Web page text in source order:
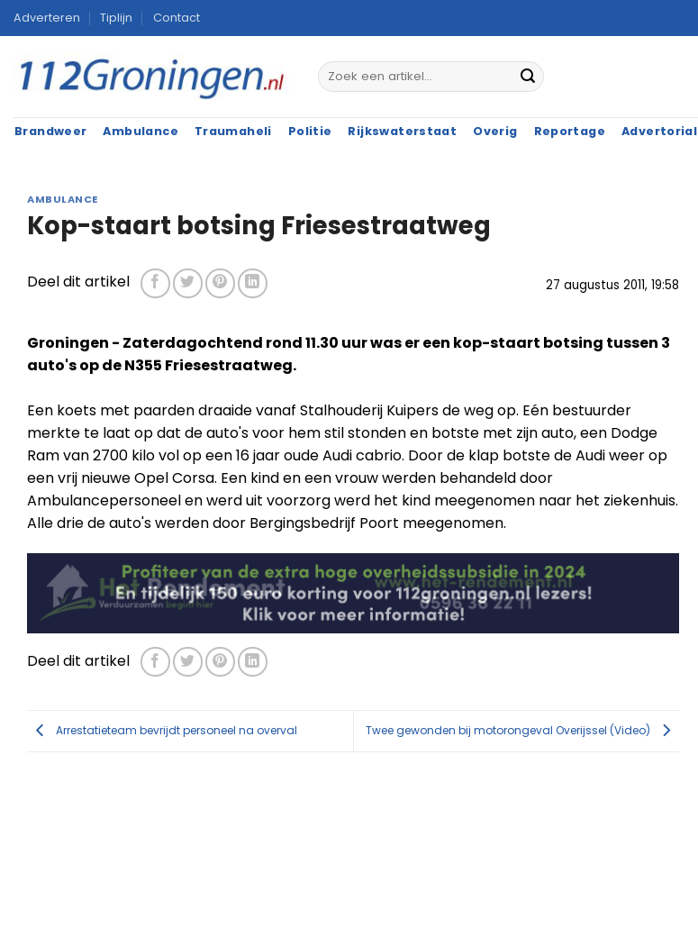
Ga
naar
inhoud
Adverteren Tiplijn Contact
Brandweer Ambulance Traumaheli Politie Rijkswaterstaat Overig Reportage Advertorial
AMBULANCE
Kop-staart botsing Friesestraatweg
27 augustus 2011, 19:58
Deel dit artikel
Groningen - Zaterdagochtend rond 11.30 uur was er een kop-staart botsing tussen 3
auto's op de N355 Friesestraatweg.
Een koets met paarden draaide vanaf Stalhouderij Kuipers de weg op. Eén bestuurder
merkte te laat op dat de auto's voor hem stil stonden en botste met zijn auto, een Dodge
Ram van 2700 kilo vol op een 16 jaar oude Audi cabrio. Door de klap botste de Audi weer op
een vrij nieuwe Opel Corsa. Een kind en een vrouw werden behandeld door
Ambulancepersoneel en werd uit voorzorg werd het kind meegenomen naar het ziekenhuis.
Alle drie de auto's werden door Bergingsbedrijf Poort meegenomen.
Deel dit artikel
Arrestatieteam bevrijdt personeel na overval Twee gewonden bij motorongeval Overijssel (Video)